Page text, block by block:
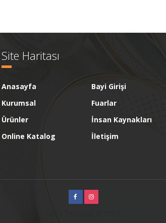
Site Haritası
Anasayfa
Bayi Girişi
Kurumsal
Fuarlar
Ürünler
İnsan Kaynakları
Online Katalog
İletişim